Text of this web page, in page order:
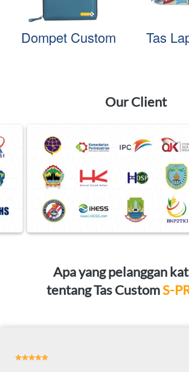
Dompet Custom Tas
Our Client
Apa yang pelanggan
tentang Tas Custom S-